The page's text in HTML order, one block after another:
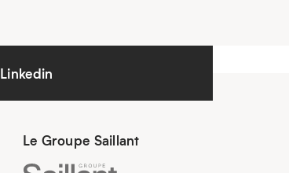
Linkedin
Le Groupe Saillant